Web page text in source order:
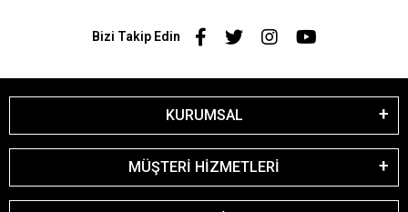
Bizi Takip Edin
KURUMSAL
MÜŞTERİ HİZMETLERİ